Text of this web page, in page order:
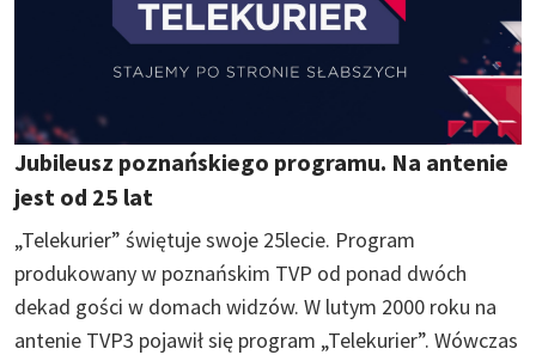
Jubileusz poznańskiego programu. Na antenie
jest od 25 lat
„Telekurier” świętuje swoje 25lecie. Program
produkowany w poznańskim TVP od ponad dwóch
dekad gości w domach widzów. W lutym 2000 roku na
antenie TVP3 pojawił się program „Telekurier”. Wówczas